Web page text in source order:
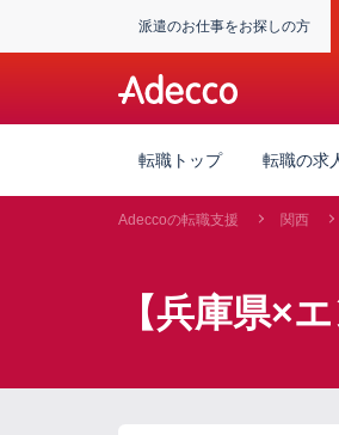
派遣のお仕事をお探しの方
転職トップ 転職の求
Adeccoの転職支援 関西
【兵庫県×